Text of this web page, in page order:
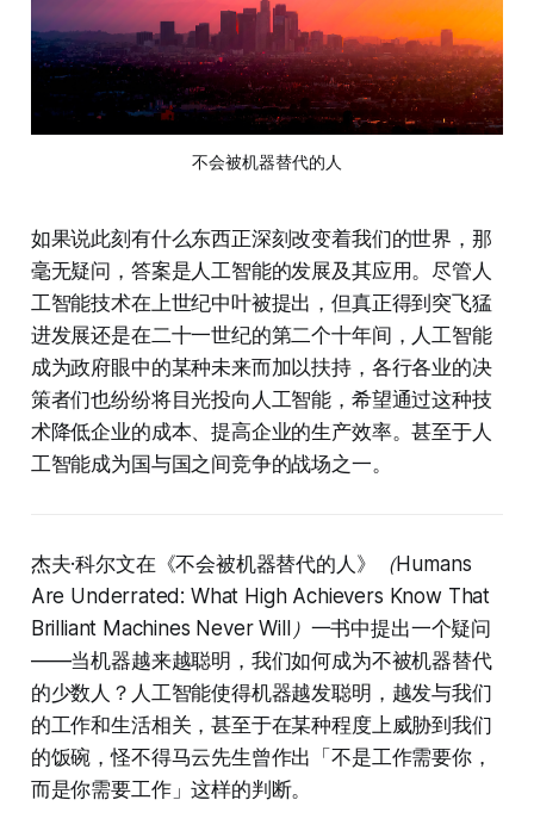
不会被机器替代的人
如果说此刻有什么东西正深刻改变着我们的世界，那
毫无疑问，答案是人工智能的发展及其应用。尽管人
工智能技术在上世纪中叶被提出，但真正得到突飞猛
进发展还是在二十一世纪的第二个十年间，人工智能
成为政府眼中的某种未来而加以扶持，各行各业的决
策者们也纷纷将目光投向人工智能，希望通过这种技
术降低企业的成本、提高企业的生产效率。甚至于人
工智能成为国与国之间竞争的战场之一。
杰夫·科尔文在《不会被机器替代的人》
（Humans
Are Underrated: What High Achievers Know That
Brilliant Machines Never Will） 一书中提出一个疑问
——当机器越来越聪明，我们如何成为不被机器替代
的少数人？人工智能使得机器越发聪明，越发与我们
的工作和生活相关，甚至于在某种程度上威胁到我们
的饭碗，怪不得马云先生曾作出「不是工作需要你，
而是你需要工作」这样的判断。